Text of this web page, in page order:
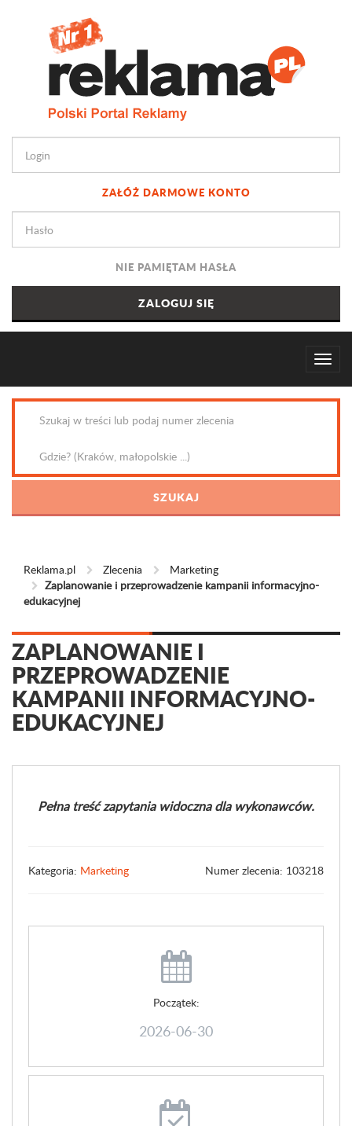
ZAŁÓŻ DARMOWE KONTO
NIE PAMIĘTAM HASŁA
Reklama.pl Zlecenia
Marketing
Zaplanowanie i przeprowadzenie kampanii informacyjno-
edukacyjnej
ZAPLANOWANIE I
PRZEPROWADZENIE
KAMPANII INFORMACYJNO-
EDUKACYJNEJ
Pełna treść zapytania widoczna dla wykonawców.
Kategoria: Marketing Numer zlecenia: 103218
Początek:
2026-06-30